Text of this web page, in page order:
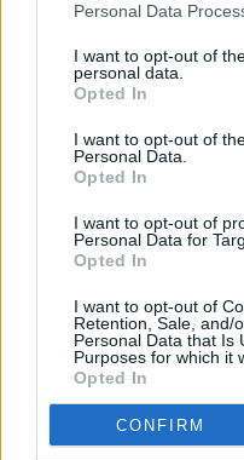
negar su consentimiento.
de su consentimiento,
rechazar tal
cualquier momento
visitando nuestra política
Personal Data
I want to opt-out of
personal data.
Opted In
I want to opt-out of
Personal Data.
Opted In
I want to opt-out of
Personal Data for
Opted In
I want to opt-out of
Retention, Sale, and/
Personal Data that Is
Purposes for which it
Opted In
CONFIRM